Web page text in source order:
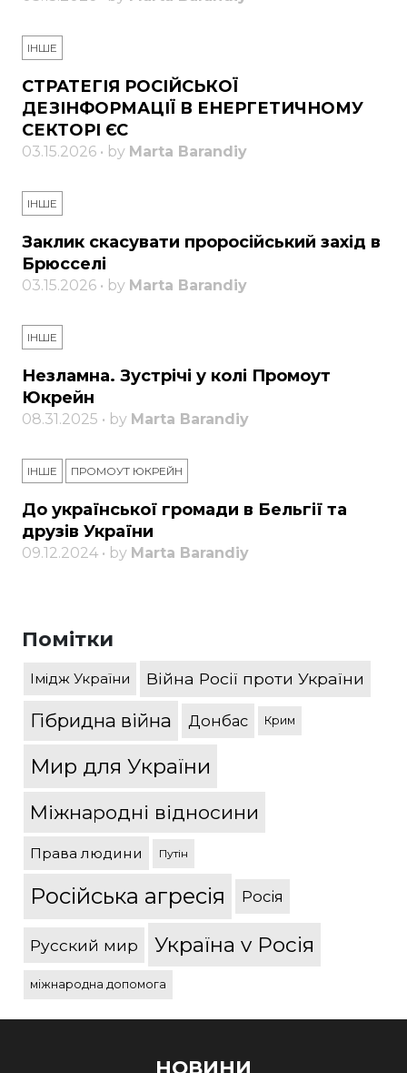
ІНШЕ
СТРАТЕГІЯ РОСІЙСЬКОЇ
ДЕЗІНФОРМАЦІЇ В ЕНЕРГЕТИЧНОМУ
СЕКТОРІ ЄС
03.15.2026 • by Marta Barandiy
ІНШЕ
Заклик скасувати проросійський захід в
Брюсселі
03.15.2026 • by Marta Barandiy
ІНШЕ
Незламна. Зустрічі у колі Промоут
Юкрейн
08.31.2025 • by Marta Barandiy
ІНШЕ ПРОМОУТ ЮКРЕЙН
До української громади в Бельгії та
друзів України
09.12.2024 • by Marta Barandiy
Помітки
Імідж України Війна Росії проти України
Гібридна війна Донбас Крим
Мир для України
Міжнародні відносини
Права людини Путін
Російська агресія Росія
Русский мир Україна v Росія
міжнародна допомога
НОВИНИ